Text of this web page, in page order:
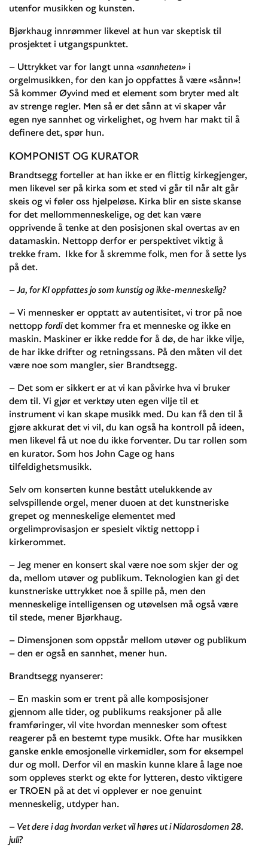
utenfor musikken og kunsten.
Bjørkhaug innrømmer likevel at hun var skeptisk til
prosjektet i utgangspunktet.
– Uttrykket var for langt unna «sannheten» i
orgelmusikken, for den kan jo oppfattes å være «sånn»!
Så kommer Øyvind med et element som bryter med alt
av strenge regler. Men så er det sånn at vi skaper vår
egen nye sannhet og virkelighet, og hvem har makt til å
definere det, spør hun.
KOMPONIST OG KURATOR
Brandtsegg forteller at han ikke er en flittig kirkegjenger,
men likevel ser på kirka som et sted vi går til når alt går
skeis og vi føler oss hjelpeløse. Kirka blir en siste skanse
for det mellommenneskelige, og det kan være
opprivende å tenke at den posisjonen skal overtas av en
datamaskin. Nettopp derfor er perspektivet viktig å
trekke fram. Ikke for å skremme folk, men for å sette lys
på det.
– Ja, for KI oppfattes jo som kunstig og ikke-menneskelig?
– Vi mennesker er opptatt av autentisitet, vi tror på noe
nettopp fordidet kommer fra et menneske og ikke en
maskin. Maskiner er ikke redde for å dø, de har ikke vilje,
de har ikke drifter og retningssans. På den måten vil det
være noe som mangler, sier Brandtsegg.
– Det som er sikkert er at vi kan påvirke hva vi bruker
dem til. Vi gjør et verktøy uten egen vilje til et
instrument vi kan skape musikk med. Du kan få den til å
gjøre akkurat det vi vil, du kan også ha kontroll på ideen,
men likevel få ut noe du ikke forventer. Du tar rollen som
en kurator. Som hos John Cage og hans
tilfeldighetsmusikk.
Selv om konserten kunne bestått utelukkende av
selvspillende orgel, mener duoen at det kunstneriske
grepet og menneskelige elementet med
orgelimprovisasjon er spesielt viktig nettopp i
kirkerommet.
– Jeg mener en konsert skal være noe som skjer der og
da, mellom utøver og publikum. Teknologien kan gi det
kunstneriske uttrykket noe å spille på, men den
menneskelige intelligensen og utøvelsen må også være
til stede, mener Bjørkhaug.
– Dimensjonen som oppstår mellom utøver og publikum
– den er også en sannhet, mener hun.
Brandtsegg nyanserer:
– En maskin som er trent på alle komposisjoner
gjennom alle tider, og publikums reaksjoner på alle
framføringer, vil vite hvordan mennesker som oftest
reagerer på en bestemt type musikk. Ofte har musikken
ganske enkle emosjonelle virkemidler, som for eksempel
dur og moll. Derfor vil en maskin kunne klare å lage noe
som oppleves sterkt og ekte for lytteren, desto viktigere
er TROEN på at det vi opplever er noe genuint
menneskelig, utdyper han.
– Vet dere i dag hvordan verket vil høres ut i Nidarosdomen 28.
juli?